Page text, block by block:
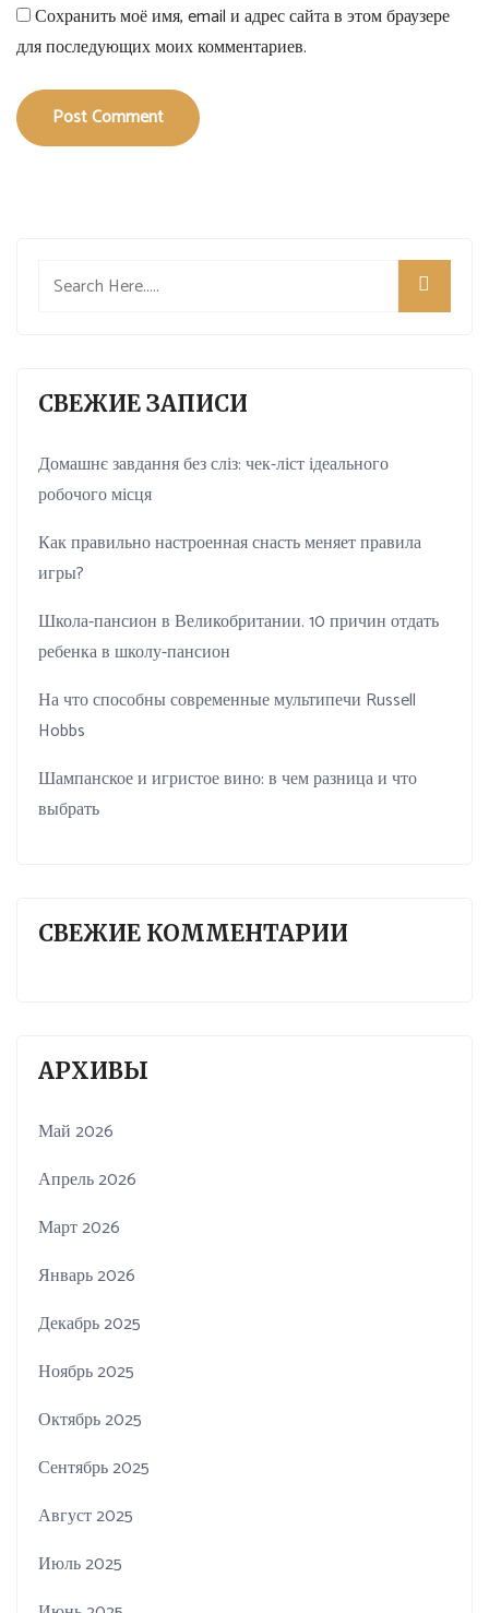
Сохранить моё имя, email и адрес сайта в этом браузере
для последующих моих комментариев.
Post Comment
СВЕЖИЕ ЗАПИСИ
Домашнє завдання без сліз: чек-ліст ідеального
робочого місця
Как правильно настроенная снасть меняет правила
игры?
Школа-пансион в Великобритании. 10 причин отдать
ребенка в школу-пансион
На что способны современные мультипечи Russell
Hobbs
Шампанское и игристое вино: в чем разница и что
выбрать
СВЕЖИЕ КОММЕНТАРИИ
АРХИВЫ
Май 2026
Апрель 2026
Март 2026
Январь 2026
Декабрь 2025
Ноябрь 2025
Октябрь 2025
Сентябрь 2025
Август 2025
Июль 2025